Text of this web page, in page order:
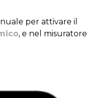
per attivare il
, e nel misuratore